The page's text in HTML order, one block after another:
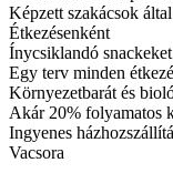
Képzett szakácsok
Étkezésenként
Ínycsiklandó
Egy terv minden
Környezetbarát és
Akár 20% folyamatos
Ingyenes
Vacsora